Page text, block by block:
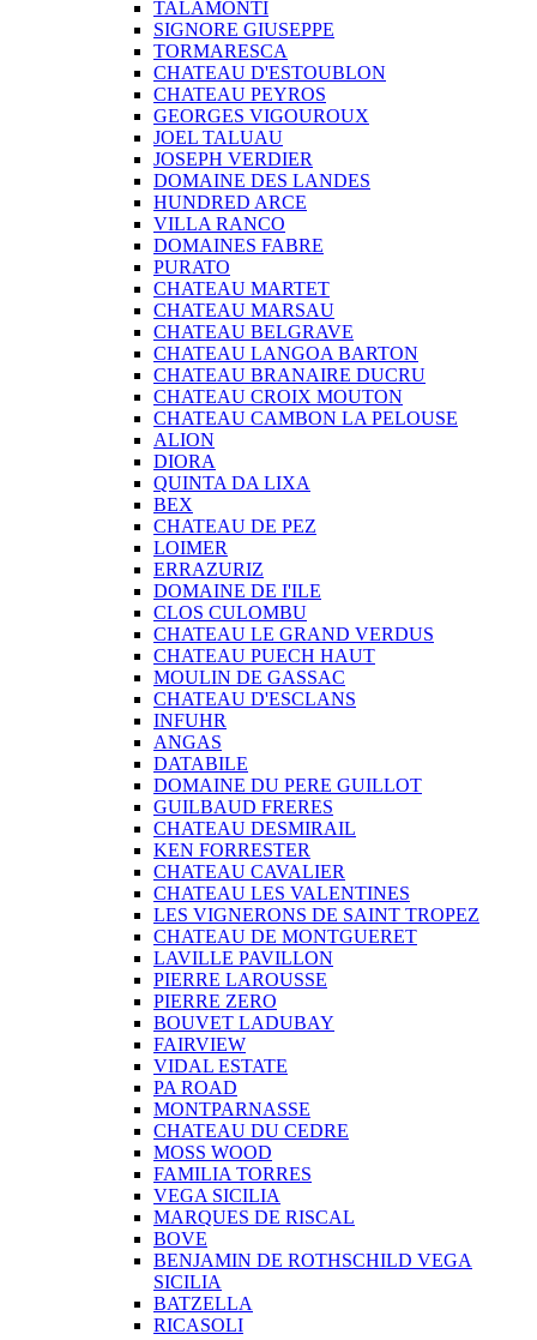
TALAMONTI
SIGNORE GIUSEPPE
TORMARESCA
CHATEAU D'ESTOUBLON
CHATEAU PEYROS
GEORGES VIGOUROUX
JOEL TALUAU
JOSEPH VERDIER
DOMAINE DES LANDES
HUNDRED ARCE
VILLA RANCO
DOMAINES FABRE
PURATO
CHATEAU MARTET
CHATEAU MARSAU
CHATEAU BELGRAVE
CHATEAU LANGOA BARTON
CHATEAU BRANAIRE DUCRU
CHATEAU CROIX MOUTON
CHATEAU CAMBON LA PELOUSE
ALION
DIORA
QUINTA DA LIXA
BEX
CHATEAU DE PEZ
LOIMER
ERRAZURIZ
DOMAINE DE I'ILE
CLOS CULOMBU
CHATEAU LE GRAND VERDUS
CHATEAU PUECH HAUT
MOULIN DE GASSAC
CHATEAU D'ESCLANS
INFUHR
ANGAS
DATABILE
DOMAINE DU PERE GUILLOT
GUILBAUD FRERES
CHATEAU DESMIRAIL
KEN FORRESTER
CHATEAU CAVALIER
CHATEAU LES VALENTINES
LES VIGNERONS DE SAINT TROPEZ
CHATEAU DE MONTGUERET
LAVILLE PAVILLON
PIERRE LAROUSSE
PIERRE ZERO
BOUVET LADUBAY
FAIRVIEW
VIDAL ESTATE
PA ROAD
MONTPARNASSE
CHATEAU DU CEDRE
MOSS WOOD
FAMILIA TORRES
VEGA SICILIA
MARQUES DE RISCAL
BOVE
BENJAMIN DE ROTHSCHILD VEGA
SICILIA
BATZELLA
RICASOLI